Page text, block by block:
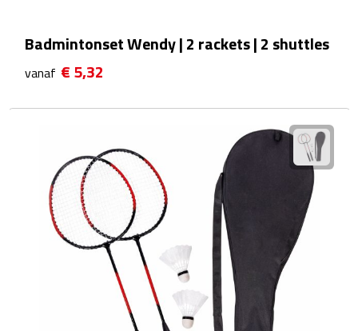
Duffeltassen
Autotassen
Rugzakken
Rugzakken
Laptop rugzakken
Badmintonset Wendy | 2 rackets | 2 shuttles
vanaf € 5,32